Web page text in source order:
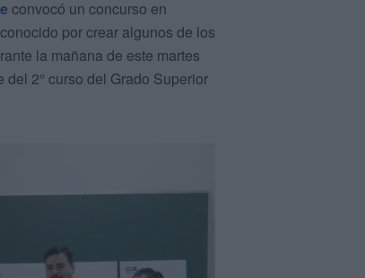
convocó un concurso en
por crear algunos de los
la mañana de este martes
2° curso del Grado Superior